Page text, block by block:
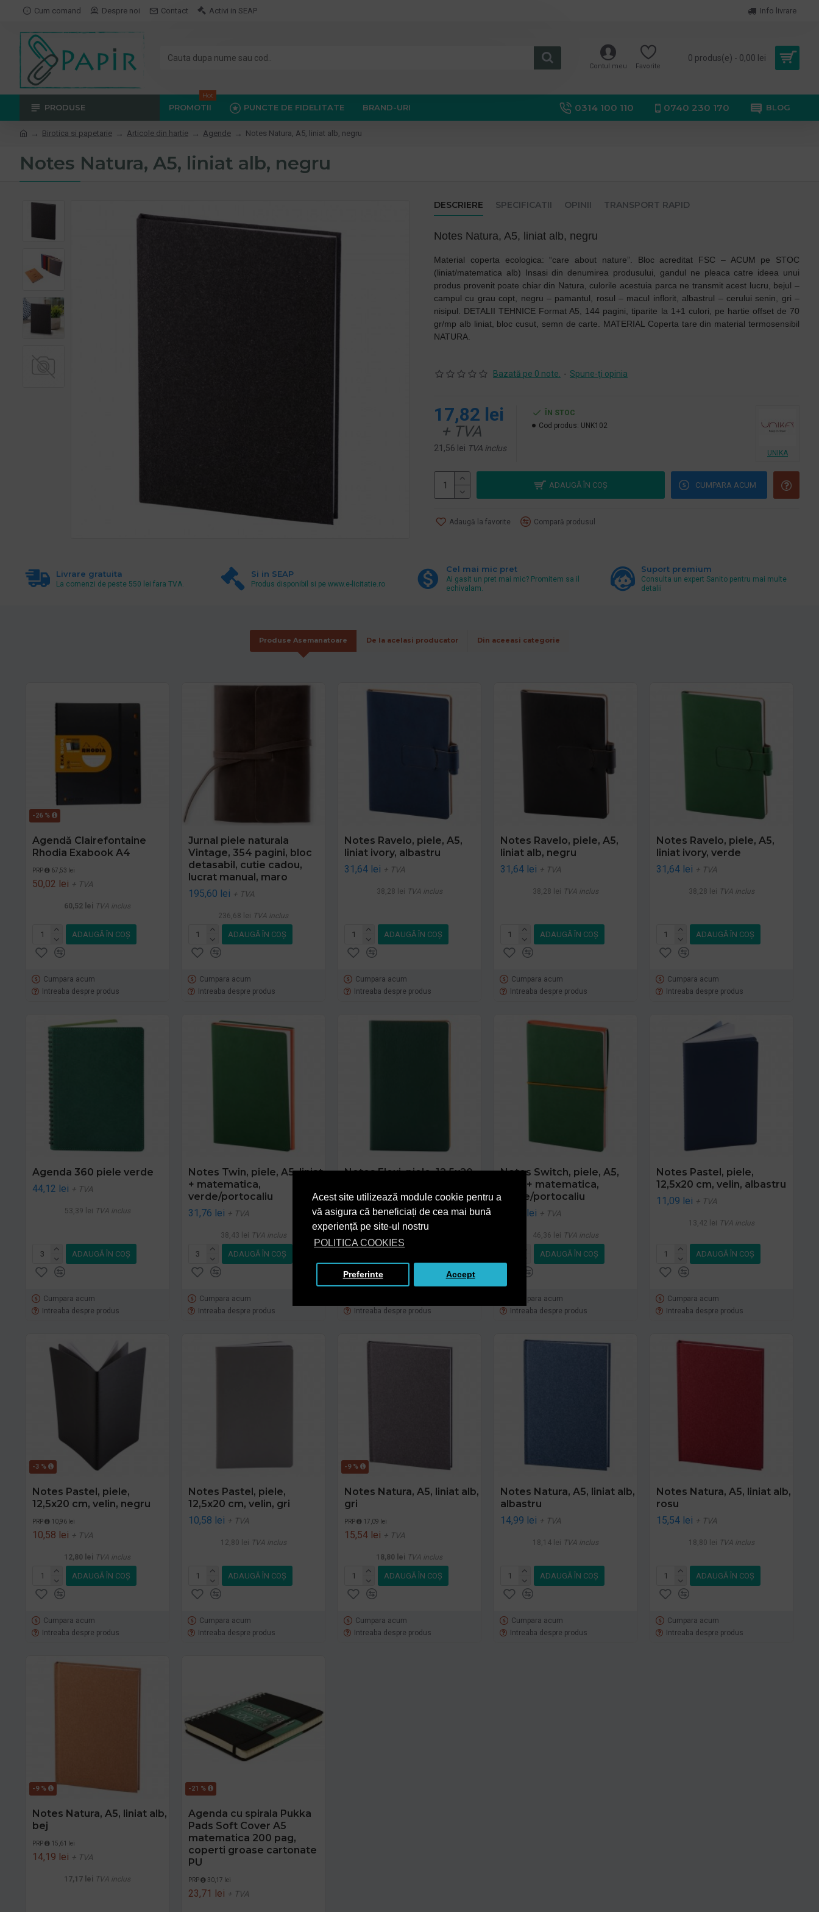
Acest site utilizează module cookie pentru a
vă asigura că beneficiați de cea mai bună
experiență pe site-ul nostru
POLITICA COOKIES
Preferinte Accept
Cum comand Despre noi Contact Activi in SEAP Info livrare
Contul meu Favorite
0 produs(e) - 0,00 lei
PRODUSE PROMOTII
Hot
PUNCTE DE FIDELITATE BRAND-URI 0314 100 110 0740 230 170 BLOG
Birotica si papetarie Articole din hartie Agende Notes Natura, A5, liniat alb, negru
Notes Natura, A5, liniat alb, negru
DESCRIERE SPECIFICATII OPINII TRANSPORT RAPID
Notes Natura, A5, liniat alb, negru
Material coperta ecologica: “care about nature”. Bloc acreditat FSC – ACUM pe STOC
(liniat/matematica alb) Insasi din denumirea produsului, gandul ne pleaca catre ideea unui
produs provenit poate chiar din Natura, culorile acestuia parca ne transmit acest lucru, bejul –
campul cu grau copt, negru – pamantul, rosul – macul inflorit, albastrul – cerului senin, gri –
nisipul. DETALII TEHNICE Format A5, 144 pagini, tiparite la 1+1 culori, pe hartie offset de 70
gr/mp alb liniat, bloc cusut, semn de carte. MATERIAL Coperta tare din material termosensibil
NATURA.
Bazată pe 0 note. - Spune-ţi opinia
17,82 lei
+ TVA
21,56 lei TVA inclus
ÎN STOC
Cod produs: UNK102
UNIKA
ADAUGĂ ÎN COŞ CUMPARA ACUM
Adaugă la favorite Compară produsul
Livrare gratuita
La comenzi de peste 550 lei fara TVA.
Si in SEAP
Produs disponibil si pe www.e-licitatie.ro
Cel mai mic pret
Ai gasit un pret mai mic? Promitem sa il
echivalam.
Suport premium
Consulta un expert Sanito pentru mai multe
detalii
Produse Asemanatoare De la acelasi producator Din aceeasi categorie
-26 %
Agendă Clairefontaine
Rhodia Exabook A4
PRP 67,53 lei
50,02 lei + TVA
60,52 lei TVA inclus
ADAUGĂ ÎN COŞ
Cumpara acum
Intreaba despre produs
Jurnal piele naturala
Vintage, 354 pagini, bloc
detasabil, cutie cadou,
lucrat manual, maro
195,60 lei + TVA
236,68 lei TVA inclus
ADAUGĂ ÎN COŞ
Cumpara acum
Intreaba despre produs
Notes Ravelo, piele, A5,
liniat ivory, albastru
31,64 lei + TVA
38,28 lei TVA inclus
ADAUGĂ ÎN COŞ
Cumpara acum
Intreaba despre produs
Notes Ravelo, piele, A5,
liniat alb, negru
31,64 lei + TVA
38,28 lei TVA inclus
ADAUGĂ ÎN COŞ
Cumpara acum
Intreaba despre produs
Notes Ravelo, piele, A5,
liniat ivory, verde
31,64 lei + TVA
38,28 lei TVA inclus
ADAUGĂ ÎN COŞ
Cumpara acum
Intreaba despre produs
Agenda 360 piele verde
44,12 lei + TVA
53,39 lei TVA inclus
ADAUGĂ ÎN COŞ
Cumpara acum
Intreaba despre produs
Notes Twin, piele, A5, liniat
+ matematica,
verde/portocaliu
31,76 lei + TVA
38,43 lei TVA inclus
ADAUGĂ ÎN COŞ
Cumpara acum
Intreaba despre produs
Notes Flexi, piele, 12,5x20
24,71 lei + TVA
29,90 lei TVA inclus
Intreaba despre produs
Notes Switch, piele, A5,
liniat + matematica,
verde/portocaliu
38,31 lei + TVA
46,36 lei TVA inclus
ADAUGĂ ÎN COŞ
Cumpara acum
Intreaba despre produs
Notes Pastel, piele,
12,5x20 cm, velin, albastru
11,09 lei + TVA
13,42 lei TVA inclus
ADAUGĂ ÎN COŞ
Cumpara acum
Intreaba despre produs
-3 %
Notes Pastel, piele,
12,5x20 cm, velin, negru
PRP 10,96 lei
10,58 lei + TVA
12,80 lei TVA inclus
ADAUGĂ ÎN COŞ
Cumpara acum
Intreaba despre produs
Notes Pastel, piele,
12,5x20 cm, velin, gri
10,58 lei + TVA
12,80 lei TVA inclus
ADAUGĂ ÎN COŞ
Cumpara acum
Intreaba despre produs
-9 %
Notes Natura, A5, liniat alb,
gri
PRP 17,09 lei
15,54 lei + TVA
18,80 lei TVA inclus
ADAUGĂ ÎN COŞ
Cumpara acum
Intreaba despre produs
Notes Natura, A5, liniat alb,
albastru
14,99 lei + TVA
18,14 lei TVA inclus
ADAUGĂ ÎN COŞ
Cumpara acum
Intreaba despre produs
Notes Natura, A5, liniat alb,
rosu
15,54 lei + TVA
18,80 lei TVA inclus
ADAUGĂ ÎN COŞ
Cumpara acum
Intreaba despre produs
-9 %
Notes Natura, A5, liniat alb,
bej
PRP 15,61 lei
14,19 lei + TVA
17,17 lei TVA inclus
-21 %
Agenda cu spirala Pukka
Pads Soft Cover A5
matematica 200 pag,
coperti groase cartonate
PU
PRP 30,17 lei
23,71 lei + TVA